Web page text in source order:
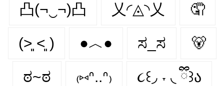
凸(¬‿¬)凸 乂◜◬◝乂 🤦
(˃͈ ˂͈ ) ●︿● ಸ_ಸ 🐻
ಠ~ಠ ₍⑅ᐢ..ᐢ₎ ૮꒰◞ ˕ ◟ ྀི꒱ა